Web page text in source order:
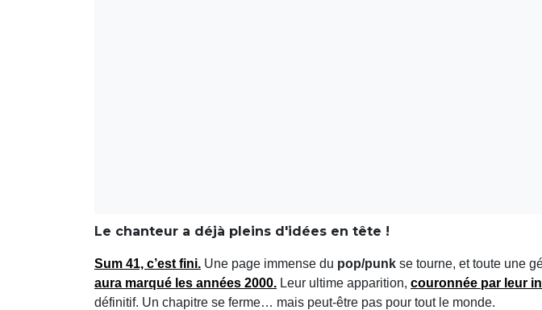
Le chanteur a déjà pleins d'idées en tête !
Sum 41, c’est fini. Une page immense du pop/punk se tourne, et toute une
aura marqué les années 2000. Leur ultime apparition, couronnée par leur
définitif. Un chapitre se ferme… mais peut-être pas pour tout le monde.